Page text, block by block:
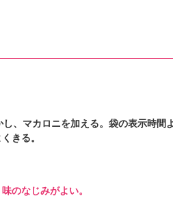
、マカロニを加える。袋の表示時間
きる。
のなじみがよい。